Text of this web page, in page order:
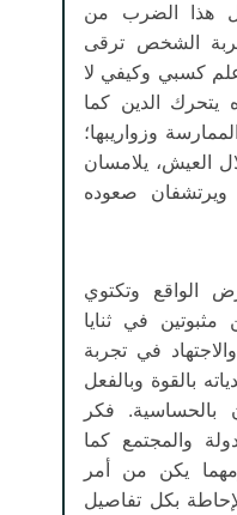
هذا الضرب من
الشخص ترقى
كسبي وكيفي لا
يتحرك الدين كما
وزواريبها؛
العيش، يلامسان
صعوده
الواقع وتكتوي
في ثنايا
في تجربة
بالقوة وبالفعل
فكر
والمجتمع كما
يكن من أمر
بكل تفاصيل